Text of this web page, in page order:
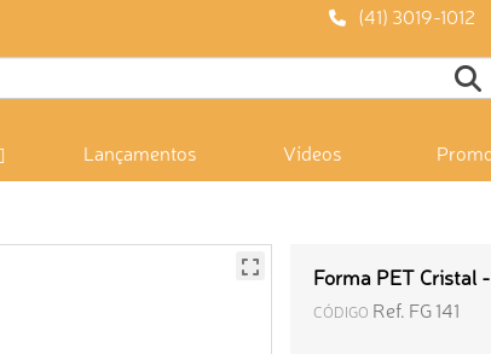
(41) 3019-1012
Lançamentos Vídeos
Forma PET Cristal -
CÓDIGO Ref. FG 141